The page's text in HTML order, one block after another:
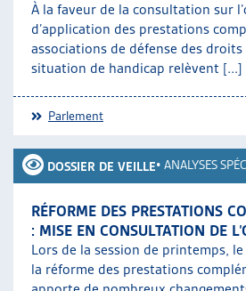
À la faveur de la consultation sur
d’application des prestations
associations de défense des droits
situation de handicap relèvent [...]
Parlement
DOSSIER DE VEILLE• ANALYSES
RÉFORME DES PRESTATIONS
: MISE EN CONSULTATION DE
Lors de la session de printemps,
la réforme des prestations